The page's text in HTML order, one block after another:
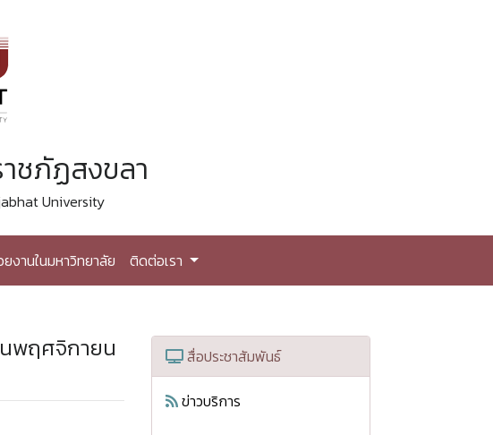
ชภัฏสงขลา
University
งานในมหาวิทยาลัย ติดต่อเรา
นพฤศจิกายน
สื่อประชาสัมพันธ์
ข่าวบริการ